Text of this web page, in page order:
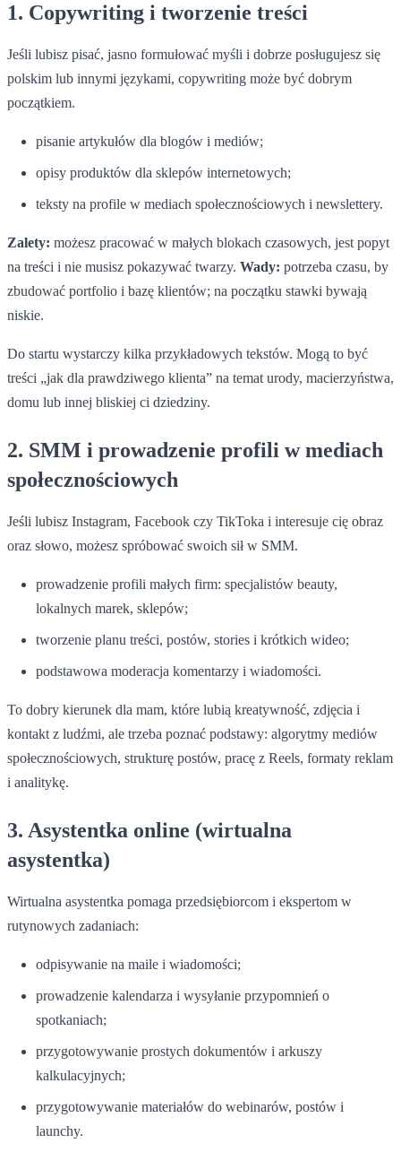
1. Copywriting i tworzenie treści
Jeśli lubisz pisać, jasno formułować myśli i dobrze posługujesz się
polskim lub innymi językami, copywriting może być dobrym
początkiem.
pisanie artykułów dla blogów i mediów;
opisy produktów dla sklepów internetowych;
teksty na profile w mediach społecznościowych i newslettery.
Zalety: możesz pracować w małych blokach czasowych, jest popyt
na treści i nie musisz pokazywać twarzy. Wady: potrzeba czasu, by
zbudować portfolio i bazę klientów; na początku stawki bywają
niskie.
Do startu wystarczy kilka przykładowych tekstów. Mogą to być
treści „jak dla prawdziwego klienta” na temat urody, macierzyństwa,
domu lub innej bliskiej ci dziedziny.
2. SMM i prowadzenie profili w mediach
społecznościowych
Jeśli lubisz Instagram, Facebook czy TikToka i interesuje cię obraz
oraz słowo, możesz spróbować swoich sił w SMM.
prowadzenie profili małych firm: specjalistów beauty,
lokalnych marek, sklepów;
tworzenie planu treści, postów, stories i krótkich wideo;
podstawowa moderacja komentarzy i wiadomości.
To dobry kierunek dla mam, które lubią kreatywność, zdjęcia i
kontakt z ludźmi, ale trzeba poznać podstawy: algorytmy mediów
społecznościowych, strukturę postów, pracę z Reels, formaty reklam
i analitykę.
3. Asystentka online (wirtualna
asystentka)
Wirtualna asystentka pomaga przedsiębiorcom i ekspertom w
rutynowych zadaniach:
odpisywanie na maile i wiadomości;
prowadzenie kalendarza i wysyłanie przypomnień o
spotkaniach;
przygotowywanie prostych dokumentów i arkuszy
kalkulacyjnych;
przygotowywanie materiałów do webinarów, postów i
launchy.